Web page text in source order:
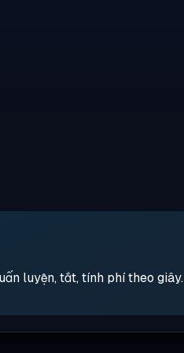
luyện, tắt, tính phí theo giây.